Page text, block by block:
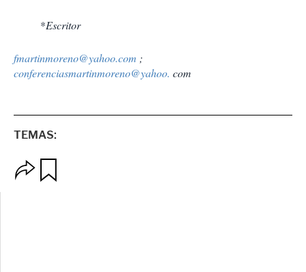
*Escritor
fmartinmoreno@yahoo.com ;
conferenciasmartinmoreno@yahoo. com
TEMAS:
p